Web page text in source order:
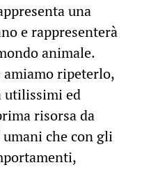
una
e rappresenterà
animale.
ripeterlo,
utilissimi ed
risorsa da
che con gli